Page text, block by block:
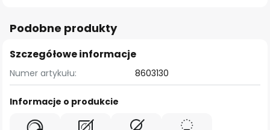
Podobne produkty
Szczegółowe informacje
Numer artykułu: 8603130
Informacje o produkcie